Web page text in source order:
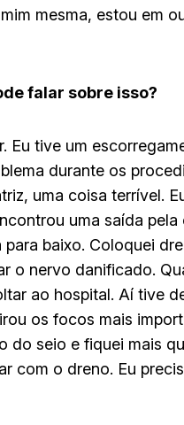
mesma, estou em
falar sobre isso?
Eu tive um
durante os
uma coisa terrível.
uma saída
baixo. Coloquei
o nervo danificado.
ao hospital. Aí tive
os focos mais
do seio e fiquei mais
com o dreno. Eu